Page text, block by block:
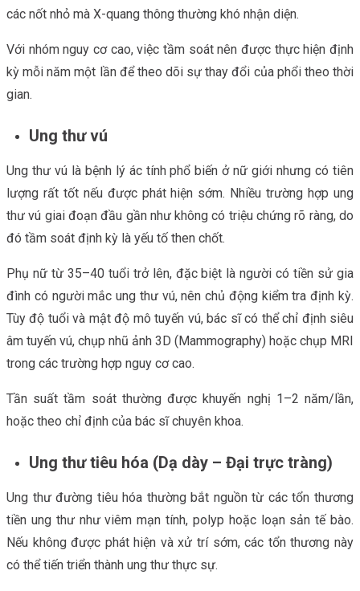
các nốt nhỏ mà X-quang thông thường khó nhận diện.
Với nhóm nguy cơ cao, việc tầm soát nên được thực hiện định
kỳ mỗi năm một lần để theo dõi sự thay đổi của phổi theo thời
gian.
Ung thư vú
Ung thư vú là bệnh lý ác tính phổ biến ở nữ giới nhưng có tiên
lượng rất tốt nếu được phát hiện sớm. Nhiều trường hợp ung
thư vú giai đoạn đầu gần như không có triệu chứng rõ ràng, do
đó tầm soát định kỳ là yếu tố then chốt.
Phụ nữ từ 35–40 tuổi trở lên, đặc biệt là người có tiền sử gia
đình có người mắc ung thư vú, nên chủ động kiểm tra định kỳ.
Tùy độ tuổi và mật độ mô tuyến vú, bác sĩ có thể chỉ định siêu
âm tuyến vú, chụp nhũ ảnh 3D (Mammography) hoặc chụp MRI
trong các trường hợp nguy cơ cao.
Tần suất tầm soát thường được khuyến nghị 1–2 năm/lần,
hoặc theo chỉ định của bác sĩ chuyên khoa.
Ung thư tiêu hóa (Dạ dày – Đại trực tràng)
Ung thư đường tiêu hóa thường bắt nguồn từ các tổn thương
tiền ung thư như viêm mạn tính, polyp hoặc loạn sản tế bào.
Nếu không được phát hiện và xử trí sớm, các tổn thương này
có thể tiến triển thành ung thư thực sự.